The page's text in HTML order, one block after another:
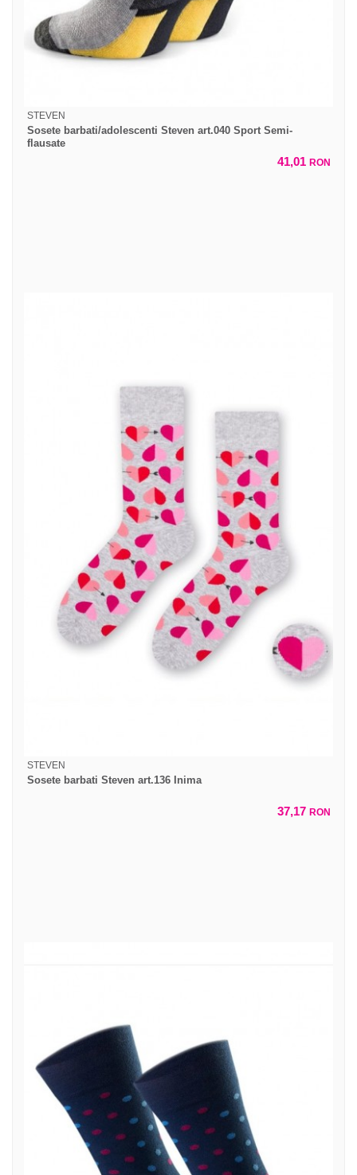
STEVEN
Sosete barbati/adolescenti Steven art.040 Sport Semi-
flausate
41,01 RON
STEVEN
Sosete barbati Steven art.136 Inima
37,17 RON